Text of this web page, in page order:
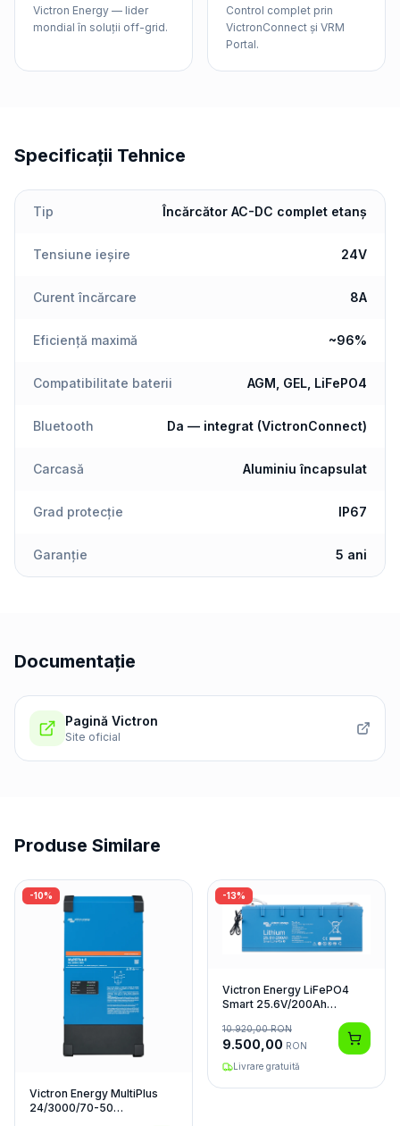
Victron Energy — lider
mondial în soluții off-grid.
Control complet prin
VictronConnect și VRM
Portal.
Specificații Tehnice
Tip Încărcător AC-DC complet etanș
Tensiune ieșire 24V
Curent încărcare 8A
Eficiență maximă ~96%
Compatibilitate baterii AGM, GEL, LiFePO4
Bluetooth Da — integrat (VictronConnect)
Carcasă Aluminiu încapsulat
Grad protecție IP67
Garanție 5 ani
Documentație
Pagină Victron
Site oficial
Produse Similare
-10%
Victron Energy MultiPlus
24/3000/70-50
-13%
Victron Energy LiFePO4
Smart 25.6V/200Ah
10.920,00RON
9.500,00 RON
Livrare gratuită